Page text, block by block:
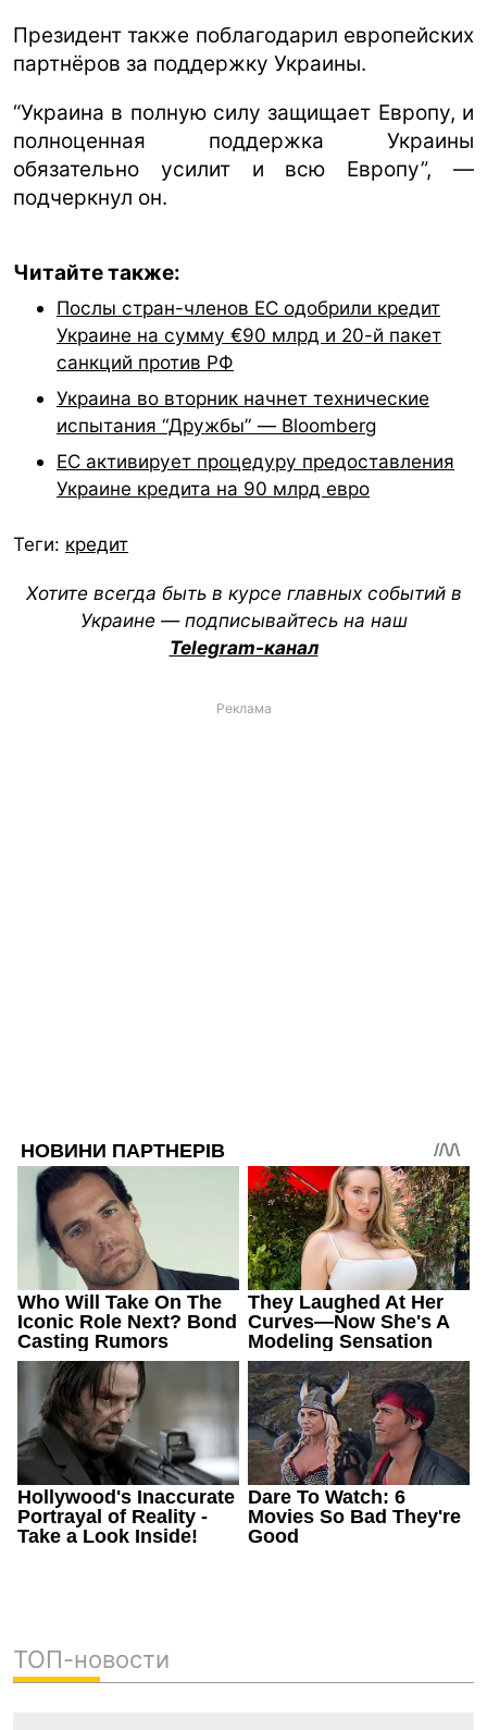
Президент также поблагодарил европейских
партнёров за поддержку Украины.
“Украина в полную силу защищает Европу, и
полноценная поддержка Украины
обязательно усилит и всю Европу”, —
подчеркнул он.
Читайте также:
Послы стран-членов ЕС одобрили кредит
Украине на сумму €90 млрд и 20-й пакет
санкций против РФ
Украина во вторник начнет технические
испытания “Дружбы” — Bloomberg
ЕС активирует процедуру предоставления
Украине кредита на 90 млрд евро
Теги: кредит
Хотите всегда быть в курсе главных событий в
Украине — подписывайтесь на наш
Telegram-канал
Реклама
ТОП-новости